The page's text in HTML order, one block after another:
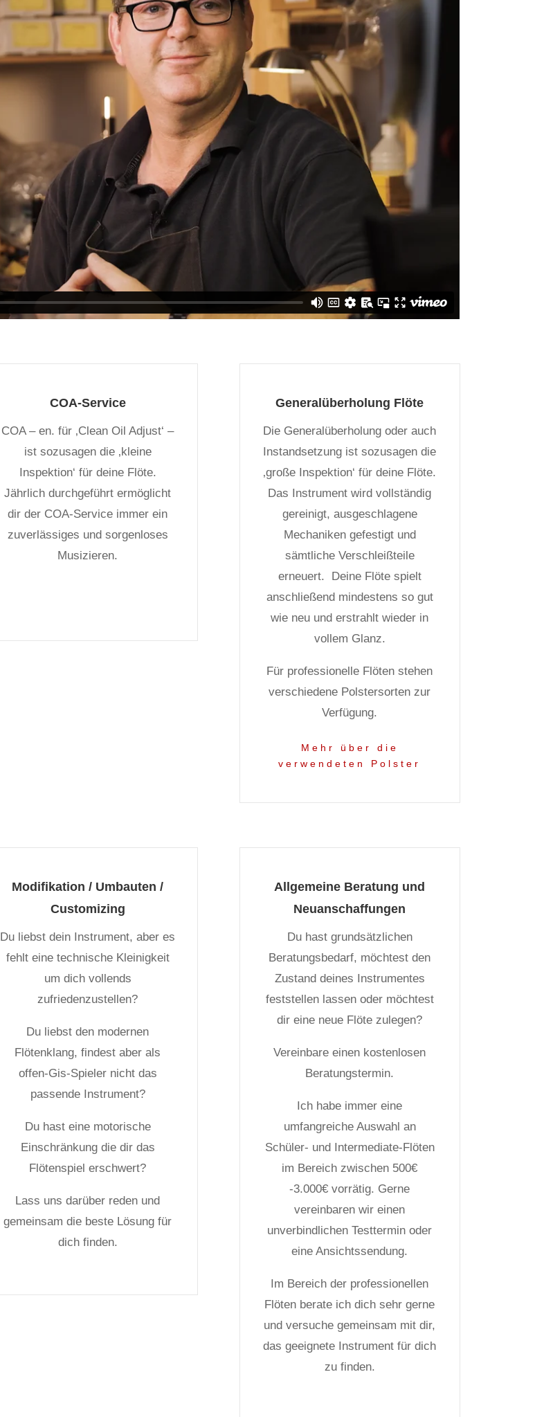
COA-Service
COA – en. für ‚Clean Oil Adjust‘ –
ist sozusagen die ‚kleine
Inspektion‘ für deine Flöte.
Jährlich durchgeführt ermöglicht
dir der COA-Service immer ein
zuverlässiges und sorgenloses
Musizieren.
Generalüberholung Flöte
Die Generalüberholung oder auch
Instandsetzung ist sozusagen die
‚große Inspektion‘ für deine Flöte.
Das Instrument wird vollständig
gereinigt, ausgeschlagene
Mechaniken gefestigt und
sämtliche Verschleißteile
erneuert.
Deine Flöte spielt
anschließend mindestens so gut
wie neu und erstrahlt wieder in
vollem Glanz.
Für professionelle Flöten stehen
verschiedene Polstersorten zur
Verfügung.
Mehr über die
verwendeten Polster
Modifikation / Umbauten /
Customizing
Du liebst dein Instrument, aber es
fehlt eine technische Kleinigkeit
um dich vollends
zufriedenzustellen?
Du liebst den modernen
Flötenklang, findest aber als
offen-Gis-Spieler nicht das
passende Instrument?
Du hast eine motorische
Einschränkung die dir das
Flötenspiel erschwert?
Lass uns darüber reden und
gemeinsam die beste Lösung für
dich finden.
Allgemeine Beratung und
Neuanschaffungen
Du hast grundsätzlichen
Beratungsbedarf, möchtest den
Zustand deines Instrumentes
feststellen lassen oder möchtest
dir eine neue Flöte zulegen?
Vereinbare einen kostenlosen
Beratungstermin.
Ich habe immer eine
umfangreiche Auswahl an
Schüler- und Intermediate-Flöten
im Bereich zwischen 500€
-3.000€ vorrätig. Gerne
vereinbaren wir einen
unverbindlichen Testtermin oder
eine Ansichtssendung.
Im Bereich der professionellen
Flöten berate ich dich sehr gerne
und versuche gemeinsam mit dir,
das geeignete Instrument für dich
zu finden.